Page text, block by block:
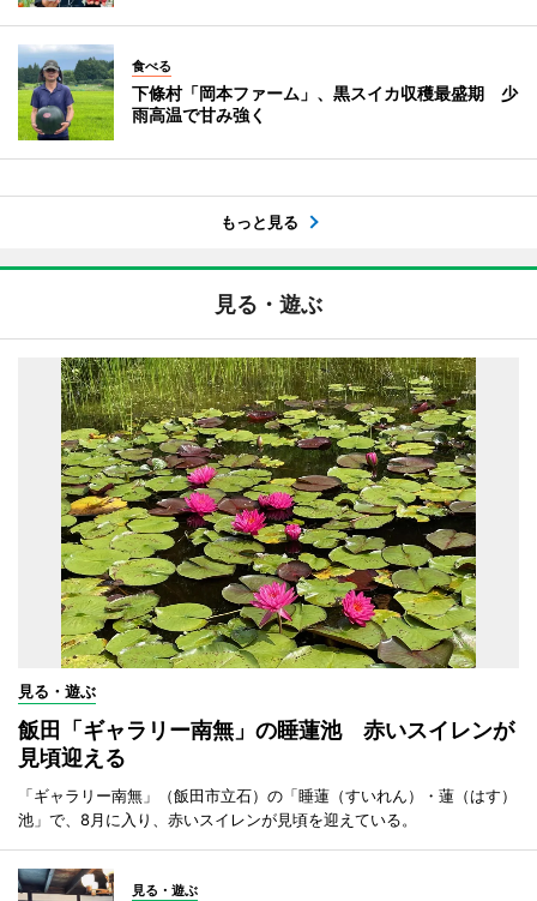
食べる
下條村「岡本ファーム」、黒スイカ収穫最盛期 少
雨高温で甘み強く
もっと見る
見る・遊ぶ
見る・遊ぶ
飯田「ギャラリー南無」の睡蓮池 赤いスイレンが
見頃迎える
「ギャラリー南無」（飯田市立石）の「睡蓮（すいれん）・蓮（はす）
池」で、8月に入り、赤いスイレンが見頃を迎えている。
見る・遊ぶ